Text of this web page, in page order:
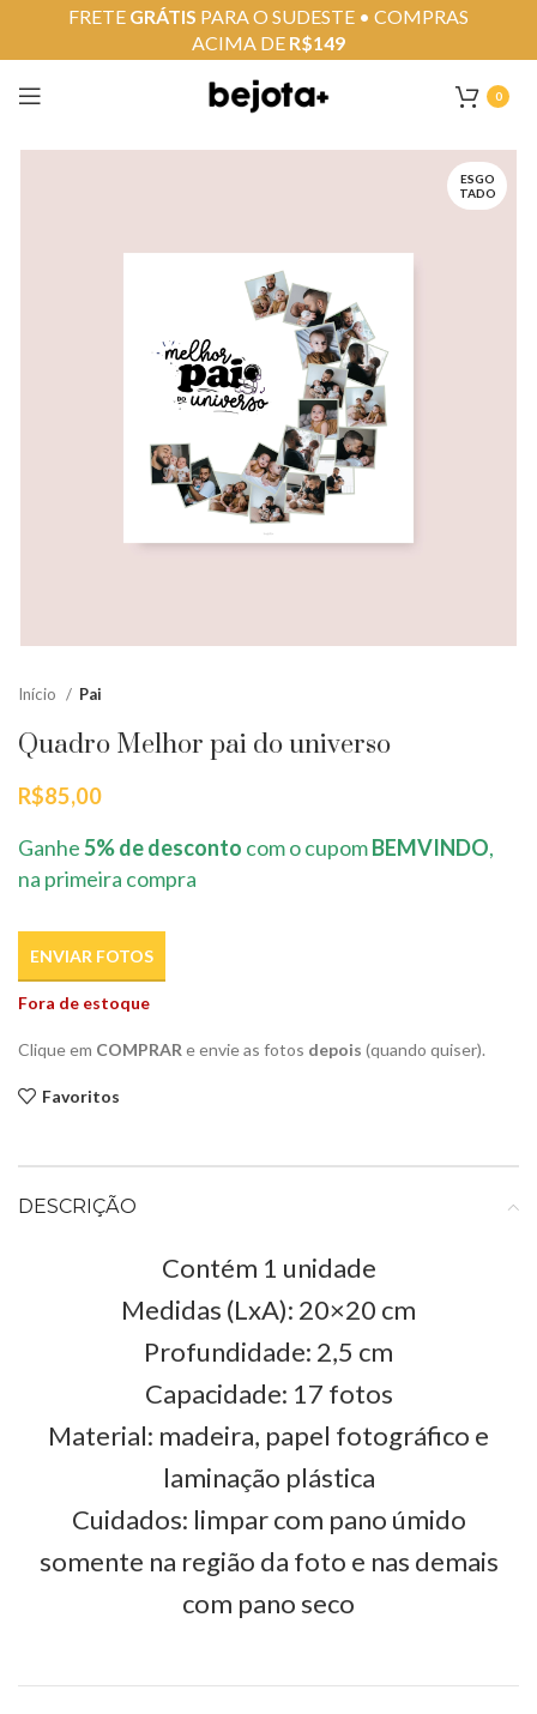
0
ESGO
TADO
Início Pai
Quadro Melhor pai do universo
R$85,00
Ganhe5% de desconto com o cupomBEMVINDO,
na primeira compra
ENVIAR FOTOS
Fora de estoque
Clique em COMPRAR e envie as fotos depois (quando quiser).
Favoritos
DESCRIÇÃO
Contém 1 unidade
Medidas (LxA): 20×20 cm
Profundidade: 2,5 cm
Capacidade: 17 fotos
Material: madeira, papel fotográfico e
laminação plástica
Cuidados: limpar com pano úmido
somente na região da foto e nas demais
com pano seco
FRETE GRÁTIS PARA O SUDESTE • COMPRAS
ACIMA DE R$149